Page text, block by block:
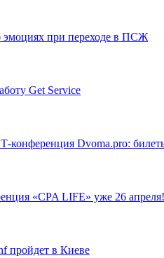
эмоциях при переходе в ПСЖ
Get Service
конференция Dvoma.pro:
«CPA LIFE» уже 26 апреля!
пройдет в Киеве